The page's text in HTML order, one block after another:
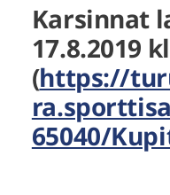
Karsinnat
17.8.2019
(https://
65040/